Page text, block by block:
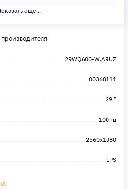
на потом! Получите то, что
еще...
29WQ600-W.ARUZ
00360111
29 "
100 Гц
2560x1080
IPS